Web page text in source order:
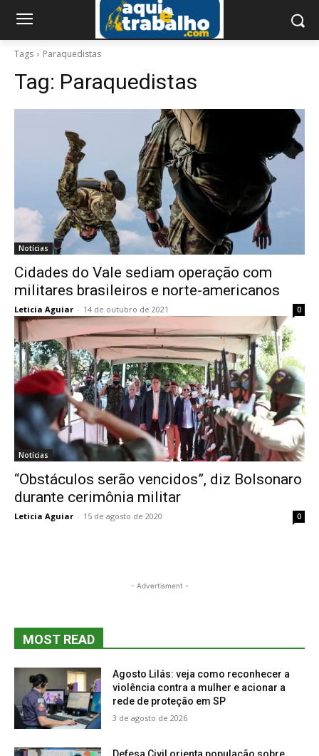
Tags Paraquedistas
Tag: Paraquedistas
Notícias
Cidades do Vale sediam operação com
militares brasileiros e norte-americanos
Leticia Aguiar - 14 de outubro de 2021 0
Notícias
“Obstáculos serão vencidos”, diz Bolsonaro
durante cerimônia militar
Leticia Aguiar - 15 de agosto de 2020 0
- Advertisment -
MOST READ
Agosto Lilás: veja como reconhecer a
violência contra a mulher e acionar a
rede de proteção em SP
3 de agosto de 2026
Defesa Civil orienta população sobre